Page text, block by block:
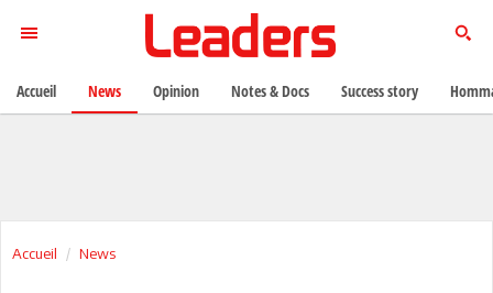
Accueil News
Accueil News Opinion Notes & Docs Success story